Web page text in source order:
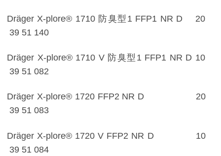
Dräger X-plore® 1710 防臭型1 FFP1 NR D 20
39 51 140
Dräger X-plore® 1710 V 防臭型1 FFP1 NR D 10
39 51 082
Dräger X-plore® 1720 FFP2 NR D 20
39 51 083
Dräger X-plore® 1720 V FFP2 NR D 10
39 51 084